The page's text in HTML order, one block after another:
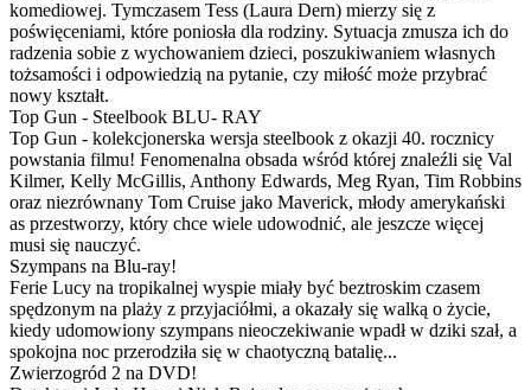
komediowej. Tymczasem Tess (Laura Dern) mierzy się z
poświęceniami, które poniosła dla rodziny. Sytuacja zmusza ich do
radzenia sobie z wychowaniem dzieci, poszukiwaniem własnych
tożsamości i odpowiedzią na pytanie, czy miłość może przybrać
nowy kształt.
Top Gun - Steelbook BLU- RAY
Top Gun - kolekcjonerska wersja steelbook z okazji 40. rocznicy
powstania filmu! Fenomenalna obsada wśród której znaleźli się Val
Kilmer, Kelly McGillis, Anthony Edwards, Meg Ryan, Tim Robbins
oraz niezrównany Tom Cruise jako Maverick, młody amerykański
as przestworzy, który chce wiele udowodnić, ale jeszcze więcej
musi się nauczyć.
Szympans na Blu-ray!
Ferie Lucy na tropikalnej wyspie miały być beztroskim czasem
spędzonym na plaży z przyjaciółmi, a okazały się walką o życie,
kiedy udomowiony szympans nieoczekiwanie wpadł w dziki szał, a
spokojna noc przerodziła się w chaotyczną batalię...
Zwierzogród 2 na DVD!